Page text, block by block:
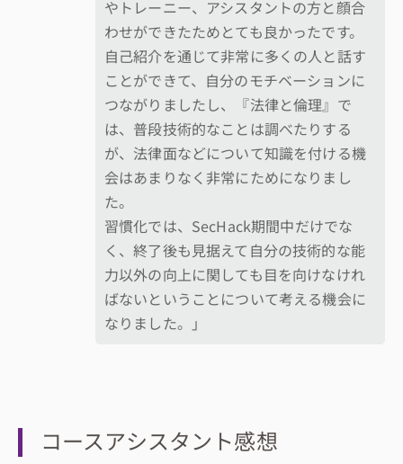
やトレーニー、アシスタントの方と顔合
わせができたためとても良かったです。
自己紹介を通じて非常に多くの人と話す
ことができて、自分のモチベーションに
つながりましたし、『法律と倫理』で
は、普段技術的なことは調べたりする
が、法律面などについて知識を付ける機
会はあまりなく非常にためになりまし
た。
習慣化では、SecHack期間中だけでな
く、終了後も見据えて自分の技術的な能
力以外の向上に関しても目を向けなけれ
ばないということについて考える機会に
なりました。」
コースアシスタント感想